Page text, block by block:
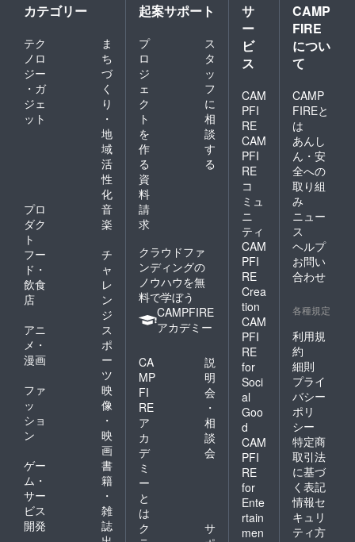
カテゴリー
テク
ノロ
ジー
・ガ
ジェ
ット
ま
ち
づ
く
り
・
地
域
活
性
化
プロ
ダク
ト
音
楽
フー
ド・
飲食
店
チ
ャ
レ
ン
ジ
アニ
メ・
漫画
ス
ポ
ー
ツ
ファ
ッ
ショ
ン
映
像
・
映
画
ゲー
ム・
サー
ビス
開発
書
籍
・
雑
誌
起案サポート
プ
ロ
ジ
ェ
ク
ト
を
作
る
ス
タ
ッ
フ
に
相
談
す
る
資
料
請
求
クラウドファ
ンディングの
ノウハウを無
料で学ぼう
CAMPFIRE
アカデミー
CA
MP
FI
RE
ア
カ
デ
ミ
ー
と
は
説
明
会
・
相
談
会
ク
サ
サ
ー
ビ
ス
CAM
PFI
RE
CAM
PFI
RE
コ
ミュ
ニ
ティ
CAM
PFI
RE
Crea
tion
CAM
PFI
RE
for
Soci
al
Goo
d
CAM
PFI
RE
for
Ente
rtain
men
CAMP
FIRE
につい
て
CAMP
FIREと
は
あんし
ん・安
全への
取り組
み
ニュー
ス
ヘルプ
お問い
合わせ
各種規定
利用規
約
細則
プライ
バシー
ポリ
シー
特定商
取引法
に基づ
く表記
情報セ
キュリ
ティ方